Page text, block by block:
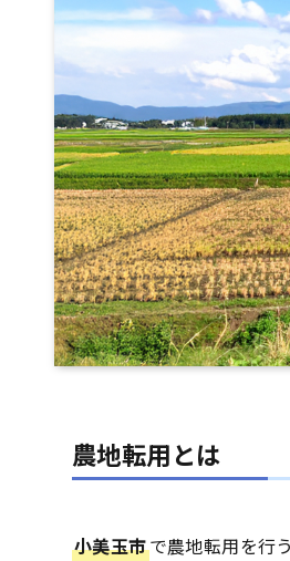
農地転用とは
小美玉市で農地転用を行